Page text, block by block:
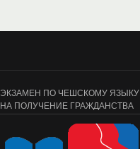
ЭКЗАМЕН ПО ЧЕШСКОМУ ЯЗЫКУ
НА ПОЛУЧЕНИЕ ГРАЖДАНСТВА